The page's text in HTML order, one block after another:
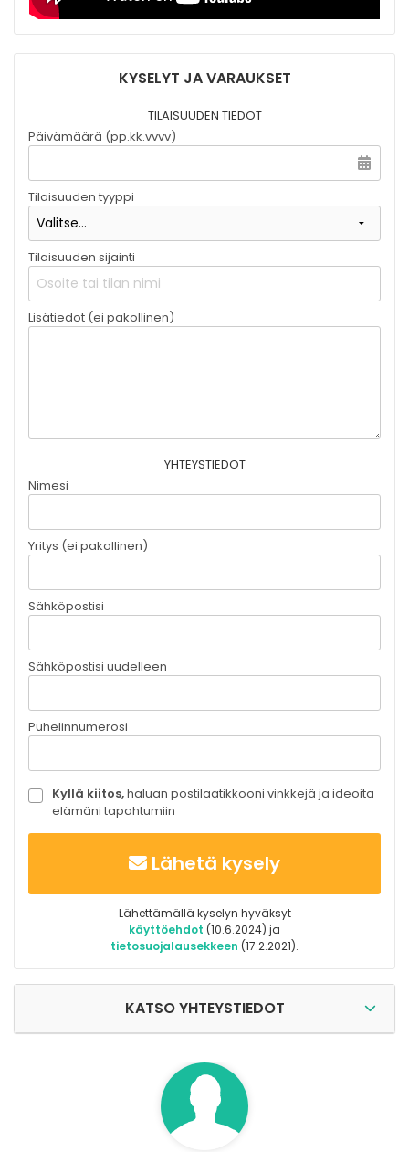
KYSELYT JA VARAUKSET
TILAISUUDEN TIEDOT
Päivämäärä (pp.kk.vvvv)
Tilaisuuden tyyppi
Tilaisuuden sijainti
Lisätiedot (ei pakollinen)
YHTEYSTIEDOT
Nimesi
Yritys (ei pakollinen)
Sähköpostisi
Sähköpostisi uudelleen
Puhelinnumerosi
Kyllä kiitos,haluan postilaatikkooni vinkkejä ja ideoita
elämäni tapahtumiin
Lähetä kysely
Lähettämällä kyselyn hyväksyt
käyttöehdot (10.6.2024) ja
tietosuojalausekkeen (17.2.2021).
KATSO YHTEYSTIEDOT